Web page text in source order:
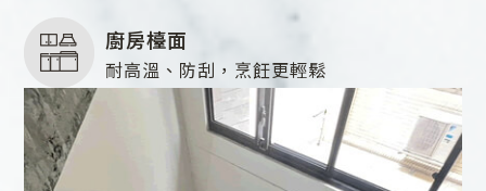
廚房檯面
耐高溫、防刮，烹飪更輕鬆